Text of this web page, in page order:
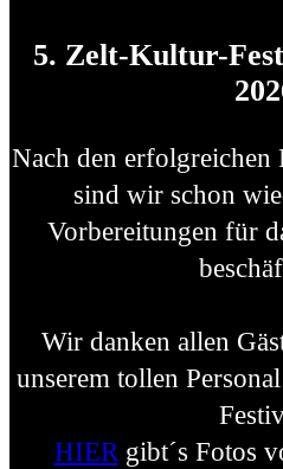
5. Zelt-Kultur-
Nach den erfolgreichen
sind wir schon
Vorbereitungen für
Wir danken allen
unserem tollen
HIERgibt´s Fotos